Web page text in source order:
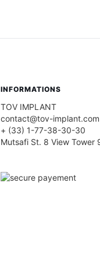
INFORMATIONS
TOV IMPLANT
contact@tov-implant.com
+ (33) 1-77-38-30-30
Mutsafi St. 8 View Tower